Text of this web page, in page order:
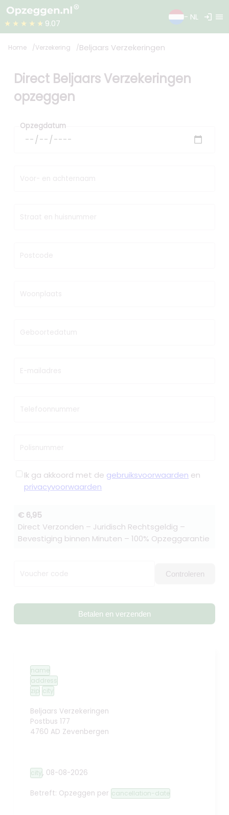
★★★★★ 9.07
- NL login menu
Home Verzekering Beljaars Verzekeringen
Direct Beljaars Verzekeringen
opzeggen
Opzegdatum
Voor- en achternaam
Straat en huisnummer
Postcode
Woonplaats
Geboortedatum
E-mailadres
Telefoonnummer
Polisnummer
Ik ga akkoord met de gebruiksvoorwaarden en
privacyvoorwaarden
€ 6,95
Direct Verzonden – Juridisch Rechtsgeldig –
Bevestiging binnen Minuten – 100% Opzeggarantie
Voucher code Controleren
Betalen en verzenden
name
address
zip city
Beljaars Verzekeringen
Postbus 177
4760 AD Zevenbergen
city, 08-08-2026
Betreft: Opzeggen per cancellation-date